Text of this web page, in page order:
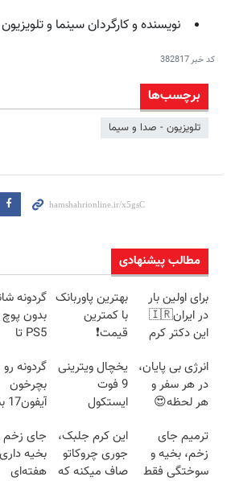
نويسنده و كارگردان سينما و تلويزيون
کد خبر382817
برچسب‌ها
تلویزیون - صدا و سیما
مطالب پیشنهادی
برای اولین بار
در ایران🇮🇷
این دکتر کرم
روزه ساخت!
بهترین پاوربانک
با کمترین
قیمت❗
گردونه
بدون پوچ
PS5 تا
کوین 🔥
انرژی بی پایان،
در هر سفر و
هر لحظه😍
شیائومی با
تخفیف ویژه🔥
یخچال ویترینی
9 فوت
ایستکول
گردونه رو
بچرخون
آیفون17 ببر 🔥
ترمیم جای
زخم، بخیه و
سوختگی فقط
این کرم جلبک،
جوری چروکاتو
صاف میکنه که
جای زخم
هفته‌ای